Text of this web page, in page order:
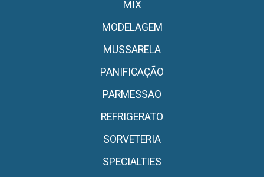
MIX
MODELAGEM
MUSSARELA
PANIFICAÇÃO
PARMESSAO
REFRIGERATO
SORVETERIA
SPECIALTIES